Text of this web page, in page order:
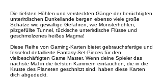
Die tiefsten Höhlen und versteckten Gänge der berüchtigten
unterirdischen Dunkellande bergen ebenso viele große
Schätze wie gewaltige Gefahren, wie Monsterhöhlen,
pilzgefüllte Tunnel, tückische unterirdische Flüsse und
geschmolzenes heißes Magma!
Diese Reihe von Gaming-Karten bietet gebrauchsfertige und
fesselnd detaillierte Fantasy-Set-Pieces für den
vielbeschäftigten Game Master. Wenn deine Spieler das
nächste Mal in die tiefsten Kammern eintauchen, die in die
Kruste des Planeten geschnitzt sind, haben diese Karten
dich abgedeckt.